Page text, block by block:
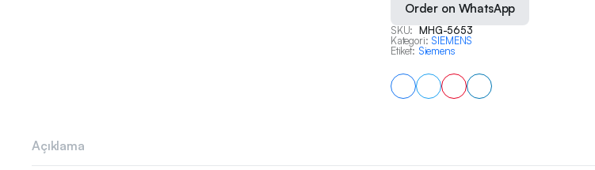
Order on WhatsApp
SKU: MHG-5653
Kategori: SIEMENS
Etiket: Siemens
Açıklama